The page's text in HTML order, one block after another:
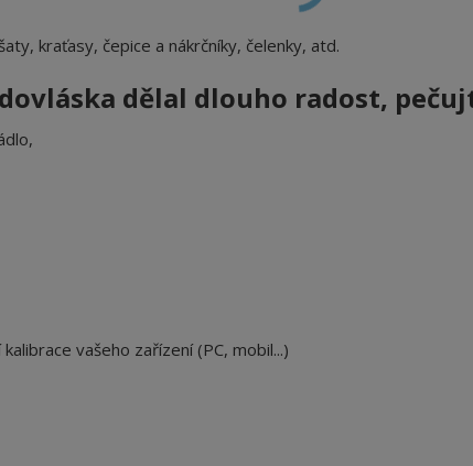
kraťasy, čepice a nákrčníky, čelenky, atd.
dělal dlouho radost,
vašeho zařízení (PC, mobil...)